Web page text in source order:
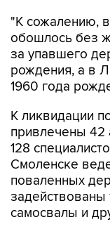
за упавшего
рождения, а в
1960 года
К ликвидации
128
Смоленске
поваленных
задействованы
самосвалы и
По данным МЧС,